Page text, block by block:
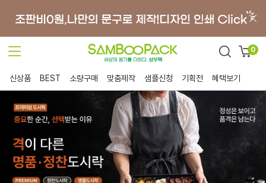
0
신상품 BEST 소량구매 맞춤제작 샘플신청 기획전 혜택보기